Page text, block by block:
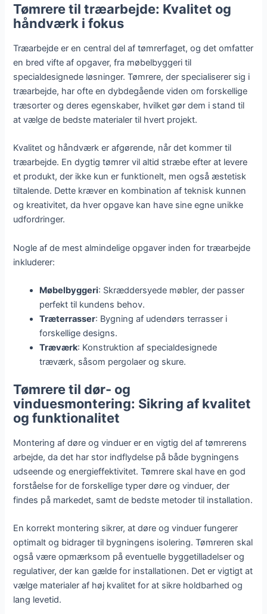
Tømrere til træarbejde: Kvalitet og
håndværk i fokus
Træarbejde er en central del af tømrerfaget, og det omfatter
en bred vifte af opgaver, fra møbelbyggeri til
specialdesignede løsninger. Tømrere, der specialiserer sig i
træarbejde, har ofte en dybdegående viden om forskellige
træsorter og deres egenskaber, hvilket gør dem i stand til
at vælge de bedste materialer til hvert projekt.
Kvalitet og håndværk er afgørende, når det kommer til
træarbejde. En dygtig tømrer vil altid stræbe efter at levere
et produkt, der ikke kun er funktionelt, men også æstetisk
tiltalende. Dette kræver en kombination af teknisk kunnen
og kreativitet, da hver opgave kan have sine egne unikke
udfordringer.
Nogle af de mest almindelige opgaver inden for træarbejde
inkluderer:
Møbelbyggeri: Skræddersyede møbler, der passer
perfekt til kundens behov.
Træterrasser: Bygning af udendørs terrasser i
forskellige designs.
Træværk: Konstruktion af specialdesignede
træværk, såsom pergolaer og skure.
Tømrere til dør- og
vinduesmontering: Sikring af kvalitet
og funktionalitet
Montering af døre og vinduer er en vigtig del af tømrerens
arbejde, da det har stor indflydelse på både bygningens
udseende og energieffektivitet. Tømrere skal have en god
forståelse for de forskellige typer døre og vinduer, der
findes på markedet, samt de bedste metoder til installation.
En korrekt montering sikrer, at døre og vinduer fungerer
optimalt og bidrager til bygningens isolering. Tømreren skal
også være opmærksom på eventuelle byggetilladelser og
regulativer, der kan gælde for installationen. Det er vigtigt at
vælge materialer af høj kvalitet for at sikre holdbarhed og
lang levetid.